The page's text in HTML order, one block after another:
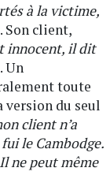
à la victime,
Son client,
innocent, il dit
Un
toute
du seul
client n’a
le Cambodge.
ne peut même